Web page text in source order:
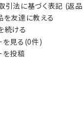
引法に基づく表記 (返
を友達に教える
続ける
を見る(0件)
を投稿